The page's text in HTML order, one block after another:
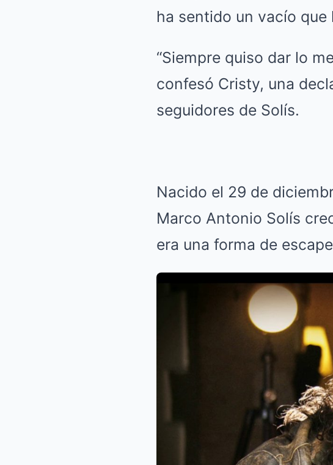
ha sentido un vacío
“Siempre quiso dar lo
confesó Cristy, una
seguidores de Solís.
Nacido el 29 de
Marco Antonio Solís
era una forma de